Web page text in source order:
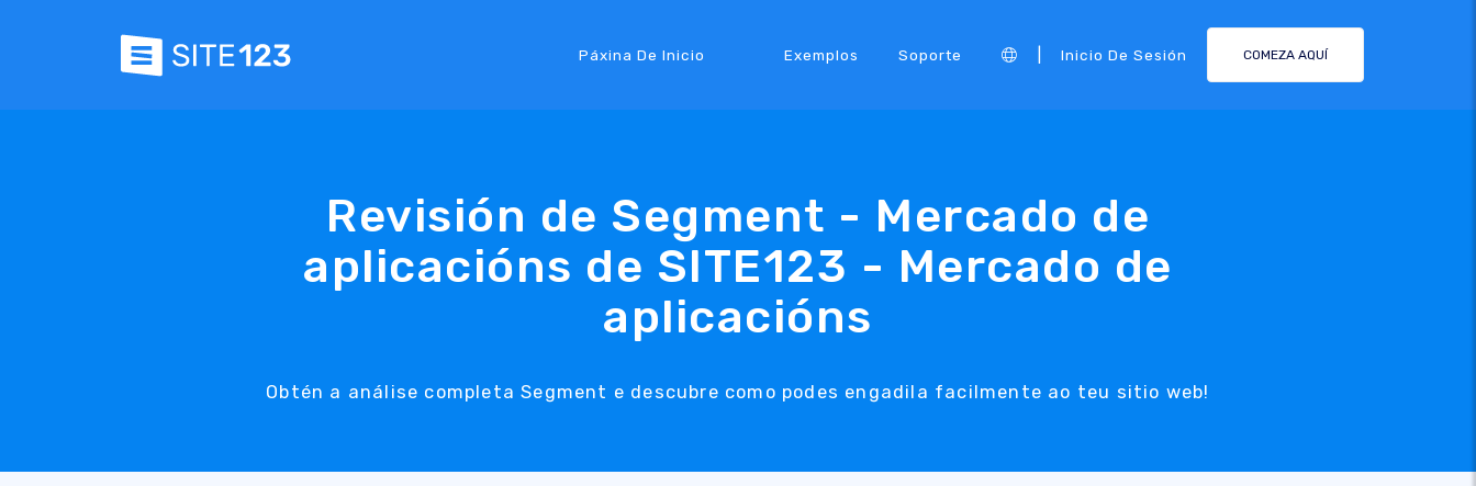
Páxina De Inicio Exemplos Soporte Inicio De Sesión COMEZA AQUÍ
Revisión de Segment - Mercado de
aplicacións de SITE123 - Mercado de
aplicacións
Obtén a análise completa Segment e descubre como podes engadila facilmente ao teu sitio web!